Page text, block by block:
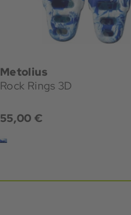
Metolius
Rock Rings 3D
55,00 €